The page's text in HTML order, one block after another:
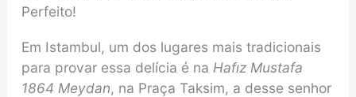
Perfeito!
Em Istambul, um dos lugares mais tradicionais
para provar essa delícia é na Hafız Mustafa
1864 Meydan, na Praça Taksim, a desse senhor